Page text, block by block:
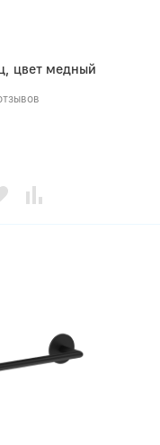
цвет медный